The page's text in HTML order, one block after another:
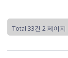
Total 33건 2 페이지